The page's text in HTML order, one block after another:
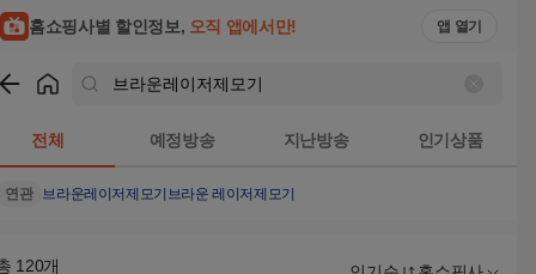
홈쇼핑사별 할인정보, 오직 앱에서만! 앱 열기
전체 예정방송 지난방송 인기상품
연관 브라운레이저제모기 브라운 레이저제모기
120개